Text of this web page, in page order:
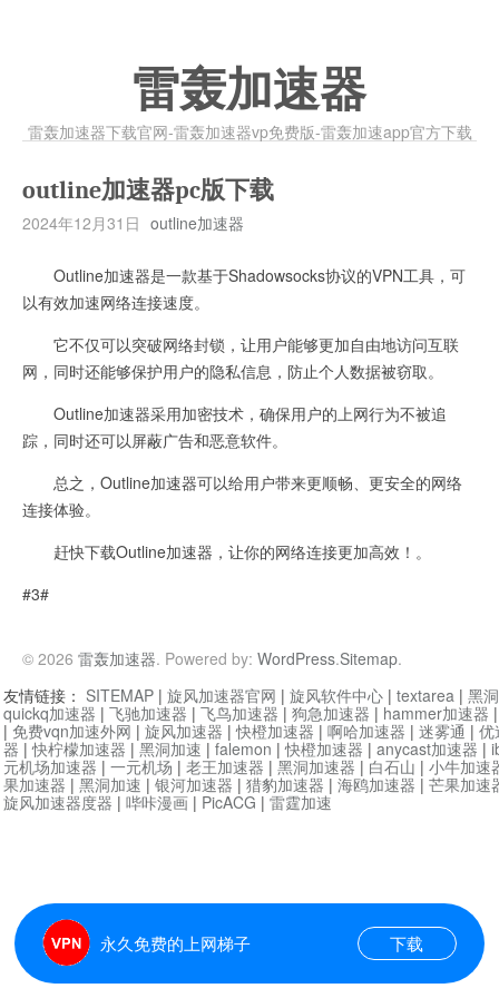
雷轰加速器
雷轰加速器下载官网-雷轰加速器vp免费版-雷轰加速app官方下载
outline加速器pc版下载
2024年12月31日 outline加速器
Outline加速器是一款基于Shadowsocks协议的VPN工具，可
以有效加速网络连接速度。
它不仅可以突破网络封锁，让用户能够更加自由地访问互联
网，同时还能够保护用户的隐私信息，防止个人数据被窃取。
Outline加速器采用加密技术，确保用户的上网行为不被追
踪，同时还可以屏蔽广告和恶意软件。
总之，Outline加速器可以给用户带来更顺畅、更安全的网络
连接体验。
赶快下载Outline加速器，让你的网络连接更加高效！。
#3#
© 2026 雷轰加速器. Powered by: WordPress.Sitemap.
永久免费的上网梯子 下载
友情链接： SITEMAP | 旋风加速器官网 | 旋风软件中心 | textarea | 黑
quickq加速器 | 飞驰加速器 | 飞鸟加速器 | 狗急加速器 | hammer加速器
| 免费vqn加速外网 | 旋风加速器 |快橙加速器 | 啊哈加速器 | 迷雾通 | 优
器 |快柠檬加速器 | 黑洞加速 | falemon |快橙加速器 | anycast加速器 |
元机场加速器 | 一元机场 | 老王加速器 | 黑洞加速器 | 白石山 | 小牛加速
果加速器 | 黑洞加速 | 银河加速器 | 猎豹加速器 | 海鸥加速器 | 芒果加速
旋风加速器度器 | 哔咔漫画 | PicACG | 雷霆加速